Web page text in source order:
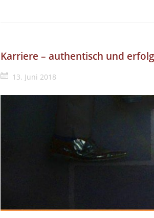
Karriere – authentisch und
13. Juni 2018